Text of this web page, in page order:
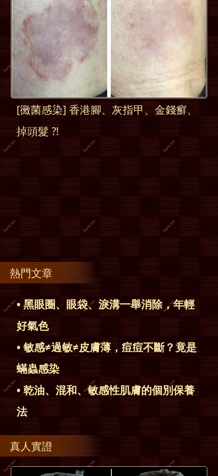
[黴菌感染] 香港腳、灰指甲、金錢癬、
掉頭髮 ?!
熱門文章
• 黑眼圈、眼袋、淚溝一舉消除，年輕
好氣色
• 敏感≠過敏≠皮膚薄，痘痘不斷？竟是
蟎蟲感染
• 乾油、混和、敏感性肌膚的個別保養
法
真人實證